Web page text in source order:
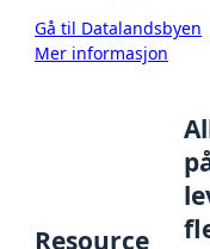
Gå til Datalandsbyen
Mer informasjon
Resource